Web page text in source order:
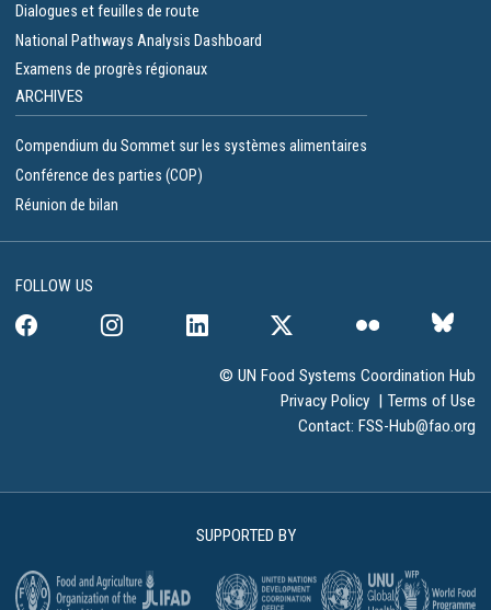
Dialogues et feuilles de route
National Pathways Analysis Dashboard
Examens de progrès régionaux
ARCHIVES
Compendium du Sommet sur les systèmes alimentaires
Conférence des parties (COP)
Réunion de bilan
FOLLOW US
© UN Food Systems Coordination Hub
Privacy Policy | Terms of Use
Contact: FSS-Hub@fao.org
SUPPORTED BY